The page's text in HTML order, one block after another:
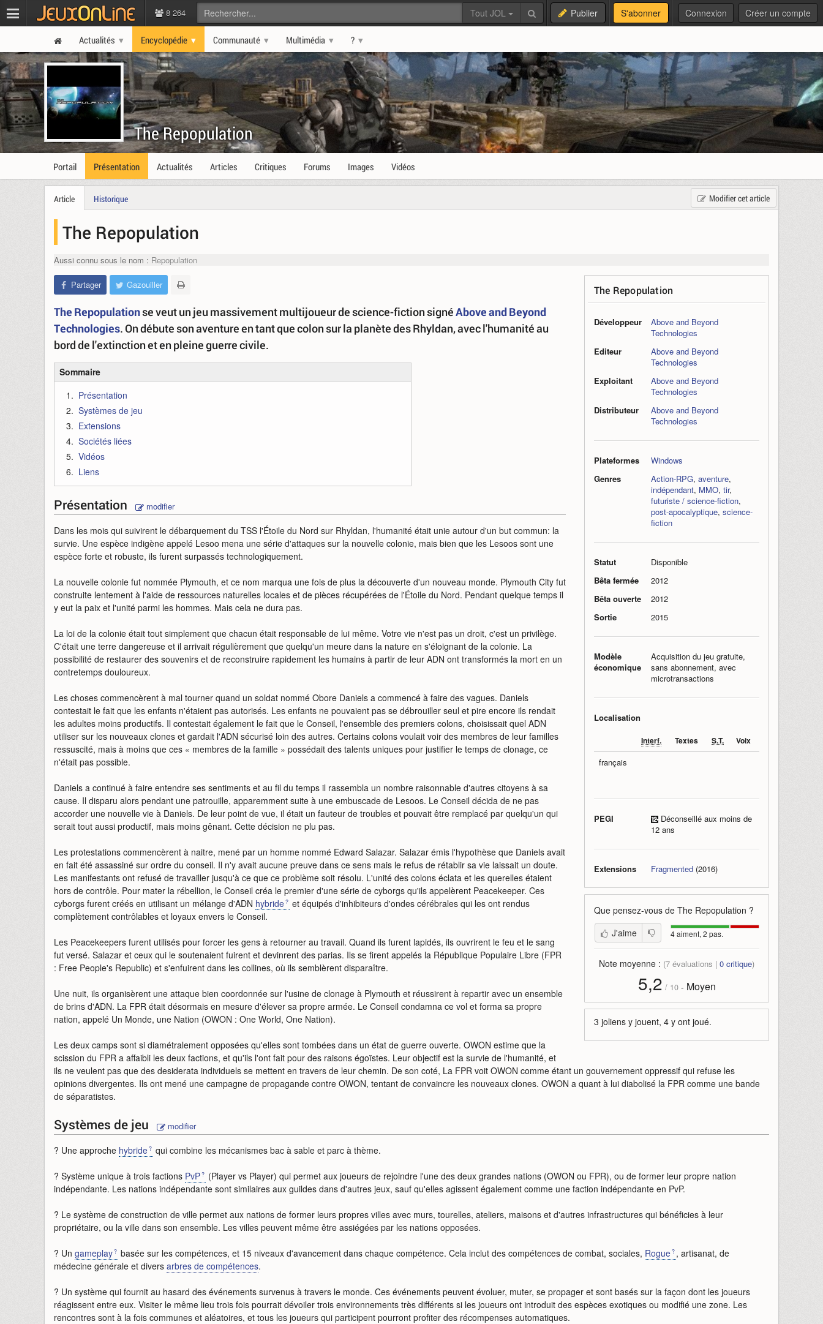
8 264 Tout JOL Publier S'abonner Connexion Créer un compte
Actualités Encyclopédie Communauté Multimédia ?
The Repopulation
Portail Présentation Actualités Articles Critiques Forums Images Vidéos
Modifier cet article
Article Historique
The Repopulation
Aussi connu sous le nom : Repopulation
The Repopulation
Développeur
Above and Beyond
Technologies
Editeur
Above and Beyond
Technologies
Exploitant
Above and Beyond
Technologies
Distributeur
Above and Beyond
Technologies
Plateformes
Windows
Genres
Action-RPG, aventure,
indépendant, MMO, tir,
futuriste / science-fiction,
post-apocalyptique, science-
fiction
Statut
Disponible
Bêta fermée
2012
Bêta ouverte
2012
Sortie
2015
Modèle
économique
Acquisition du jeu gratuite,
sans abonnement, avec
microtransactions
Localisation
Interf. Textes S.T. Voix
français
PEGI
Déconseillé aux moins de
12 ans
Extensions Fragmented (2016)
Que pensez-vous de The Repopulation ?
4 aiment, 2 pas.
J'aime
Note moyenne : (7 évaluations | 0 critique)
5,2 / 10- Moyen
3 joliens y jouent, 4 y ont joué.
Partager Gazouiller
The Repopulationse veut un jeu massivement multijoueur de science-fiction signéAbove and Beyond
Technologies. On débute son aventure en tant que colon sur la planète des Rhyldan, avec l'humanité au
bord de l'extinction et en pleine guerre civile.
Sommaire
Présentation
Systèmes de jeu
Extensions
Sociétés liées
Vidéos
Liens
Présentation modifier
Dans les mois qui suivirent le débarquement du TSS l'Étoile du Nord sur Rhyldan, l'humanité était unie autour d'un but commun: la
survie. Une espèce indigène appelé Lesoo mena une série d'attaques sur la nouvelle colonie, mais bien que les Lesoos sont une
espèce forte et robuste, ils furent surpassés technologiquement.
La nouvelle colonie fut nommée Plymouth, et ce nom marqua une fois de plus la découverte d'un nouveau monde. Plymouth City fut
construite lentement à l'aide de ressources naturelles locales et de pièces récupérées de l'Étoile du Nord. Pendant quelque temps il
y eut la paix et l'unité parmi les hommes. Mais cela ne dura pas.
La loi de la colonie était tout simplement que chacun était responsable de lui même. Votre vie n'est pas un droit, c'est un privilège.
C'était une terre dangereuse et il arrivait régulièrement que quelqu'un meure dans la nature en s'éloignant de la colonie. La
possibilité de restaurer des souvenirs et de reconstruire rapidement les humains à partir de leur ADN ont transformés la mort en un
contretemps douloureux.
Les choses commencèrent à mal tourner quand un soldat nommé Obore Daniels a commencé à faire des vagues. Daniels
contestait le fait que les enfants n'étaient pas autorisés. Les enfants ne pouvaient pas se débrouiller seul et pire encore ils rendait
les adultes moins productifs. Il contestait également le fait que le Conseil, l'ensemble des premiers colons, choisissait quel ADN
utiliser sur les nouveaux clones et gardait l'ADN sécurisé loin des autres. Certains colons voulait voir des membres de leur familles
ressuscité, mais à moins que ces « membres de la famille » possédait des talents uniques pour justifier le temps de clonage, ce
n'était pas possible.
Daniels a continué à faire entendre ses sentiments et au fil du temps il rassembla un nombre raisonnable d'autres citoyens à sa
cause. Il disparu alors pendant une patrouille, apparemment suite à une embuscade de Lesoos. Le Conseil décida de ne pas
accorder une nouvelle vie à Daniels. De leur point de vue, il était un fauteur de troubles et pouvait être remplacé par quelqu'un qui
serait tout aussi productif, mais moins gênant. Cette décision ne plu pas.
Les protestations commencèrent à naitre, mené par un homme nommé Edward Salazar. Salazar émis l'hypothèse que Daniels avait
en fait été assassiné sur ordre du conseil. Il n'y avait aucune preuve dans ce sens mais le refus de rétablir sa vie laissait un doute.
Les manifestants ont refusé de travailler jusqu'à ce que ce problème soit résolu. L'unité des colons éclata et les querelles étaient
hors de contrôle. Pour mater la rébellion, le Conseil créa le premier d'une série de cyborgs qu'ils appelèrent Peacekeeper. Ces
cyborgs furent créés en utilisant un mélange d'ADN hybride
et équipés d'inhibiteurs d'ondes cérébrales qui les ont rendus
complètement contrôlables et loyaux envers le Conseil.
Les Peacekeepers furent utilisés pour forcer les gens à retourner au travail. Quand ils furent lapidés, ils ouvrirent le feu et le sang
fut versé. Salazar et ceux qui le soutenaient fuirent et devinrent des parias. Ils se firent appelés la République Populaire Libre (FPR
: Free People's Republic) et s'enfuirent dans les collines, où ils semblèrent disparaître.
Une nuit, ils organisèrent une attaque bien coordonnée sur l'usine de clonage à Plymouth et réussirent à repartir avec un ensemble
de brins d'ADN. La FPR était désormais en mesure d'élever sa propre armée. Le Conseil condamna ce vol et forma sa propre
nation, appelé Un Monde, une Nation (OWON : One World, One Nation).
Les deux camps sont si diamétralement opposées qu'elles sont tombées dans un état de guerre ouverte. OWON estime que la
scission du FPR a affaibli les deux factions, et qu'ils l'ont fait pour des raisons égoïstes. Leur objectif est la survie de l'humanité, et
ils ne veulent pas que des desiderata individuels se mettent en travers de leur chemin. De son coté, La FPR voit OWON comme étant un gouvernement oppressif qui refuse les
opinions divergentes. Ils ont mené une campagne de propagande contre OWON, tentant de convaincre les nouveaux clones. OWON a quant à lui diabolisé la FPR comme une bande
de séparatistes.
Systèmes de jeu modifier
? Une approche hybride qui combine les mécanismes bac à sable et parc à thème.
? Système unique à trois factions PvP
(Player vs Player) qui permet aux joueurs de rejoindre l'une des deux grandes nations (OWON ou FPR), ou de former leur propre nation
indépendante. Les nations indépendante sont similaires aux guildes dans d'autres jeux, sauf qu'elles agissent également comme une faction indépendante en PvP.
? Le système de construction de ville permet aux nations de former leurs propres villes avec murs, tourelles, ateliers, maisons et d'autres infrastructures qui bénéficies à leur
propriétaire, ou la ville dans son ensemble. Les villes peuvent même être assiégées par les nations opposées.
? Un gameplay basée sur les compétences, et 15 niveaux d'avancement dans chaque compétence. Cela inclut des compétences de combat, sociales, Rogue , artisanat, de
médecine générale et divers arbres de compétences.
? Un système qui fournit au hasard des événements survenus à travers le monde. Ces événements peuvent évoluer, muter, se propager et sont basés sur la façon dont les joueurs
réagissent entre eux. Visiter le même lieu trois fois pourrait dévoiler trois environnements très différents si les joueurs ont introduit des espèces exotiques ou modifié une zone. Les
rencontres sont à la fois communes et aléatoires, et tous les joueurs qui participent pourront profiter des récompenses automatiques.